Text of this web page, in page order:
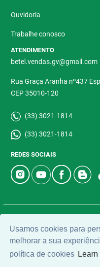
Usamos cookies para
melhorar a sua
política de cookies
Ouvidoria
Trabalhe conosco
ATENDIMENTO
betel.vendas.gv@gmail.com
Rua Graça Aranha nº437
CEP 35010-120
(33) 3021-1814
(33) 3021-1814
REDES SOCIAIS
Software.